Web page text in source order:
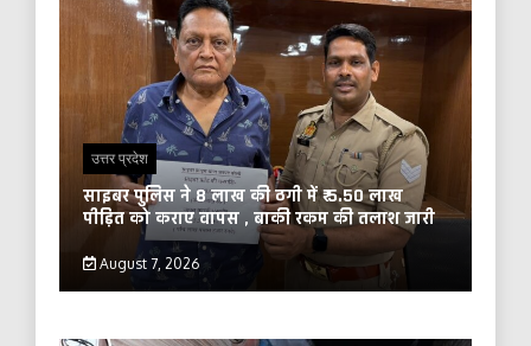
उत्तर प्रदेश
साइबर पुलिस ने 8 लाख की ठगी में ₹ 5.50 लाख
पीड़ित को कराए वापस , बाकी रकम की तलाश जारी
August 7, 2026